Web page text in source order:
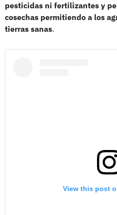
pesticidas ni fertilizantes y
cosechas permitiendo a los
tierras sanas.
View this post